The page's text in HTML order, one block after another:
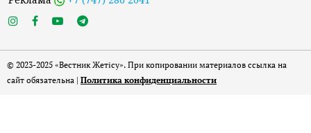
© 2023-2025 «Вестник Жетісу». При копировании материалов ссылка на
сайт обязательна | Политика конфиденциальности